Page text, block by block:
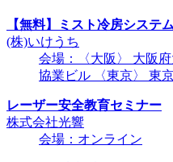
【無料】ミスト冷房システ
(株)いけうち
会場：〈大阪〉 大阪
協業ビル 〈東京〉 東
レーザー安全教育セミナー
株式会社光響
会場：オンライン